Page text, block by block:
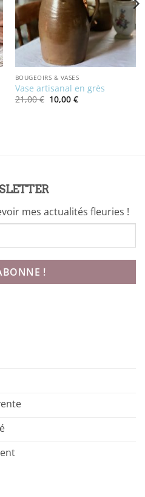
BOUGEOIRS & VASES
Vase artisanal en grès
21,00€ Le
prix
10,00 €Le
mes actualités fleuries !